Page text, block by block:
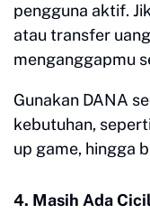
pengguna aktif.
atau transfer
menganggapmu
Gunakan DANA
kebutuhan,
up game, hingga
4. Masih Ada